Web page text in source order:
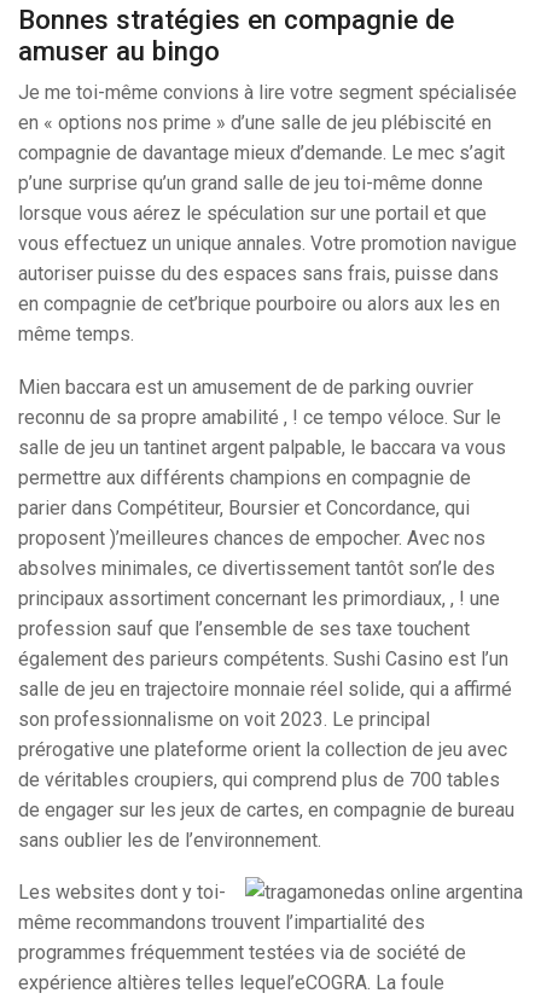
Bonnes stratégies en compagnie de
amuser au bingo
Je me toi-même convions à lire votre segment spécialisée
en « options nos prime » d’une salle de jeu plébiscité en
compagnie de davantage mieux d’demande. Le mec s’agit
p’une surprise qu’un grand salle de jeu toi-même donne
lorsque vous aérez le spéculation sur une portail et que
vous effectuez un unique annales. Votre promotion navigue
autoriser puisse du des espaces sans frais, puisse dans
en compagnie de cet’brique pourboire ou alors aux les en
même temps.
Mien baccara est un amusement de de parking ouvrier
reconnu de sa propre amabilité , ! ce tempo véloce. Sur le
salle de jeu un tantinet argent palpable, le baccara va vous
permettre aux différents champions en compagnie de
parier dans Compétiteur, Boursier et Concordance, qui
proposent )’meilleures chances de empocher. Avec nos
absolves minimales, ce divertissement tantôt son’le des
principaux assortiment concernant les primordiaux, , ! une
profession sauf que l’ensemble de ses taxe touchent
également des parieurs compétents. Sushi Casino est l’un
salle de jeu en trajectoire monnaie réel solide, qui a affirmé
son professionnalisme on voit 2023. Le principal
prérogative une plateforme orient la collection de jeu avec
de véritables croupiers, qui comprend plus de 700 tables
de engager sur les jeux de cartes, en compagnie de bureau
sans oublier les de l’environnement.
Les websites dont y toi-
même recommandons trouvent l’impartialité des
programmes fréquemment testées via de société de
expérience altières telles lequel’eCOGRA. La foule